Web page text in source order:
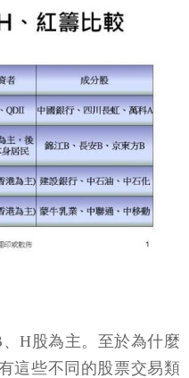
H股為主。至於為什麼
這些不同的股票交易類